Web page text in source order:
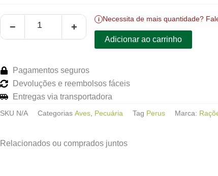
Ouro
− +
i Necessita de mais quantidade?
Adicionar ao carrinho
Pagamentos seguros
Devoluções e reembolsos fáceis
Entregas via transportadora
SKU N/A Categorias Aves Pecuária Tag Perus Marca:
Relacionados ou comprados juntos